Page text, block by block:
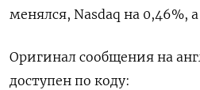
менялся, Nasdaq на 0,46%,
Оригинал сообщения на
доступен по коду: